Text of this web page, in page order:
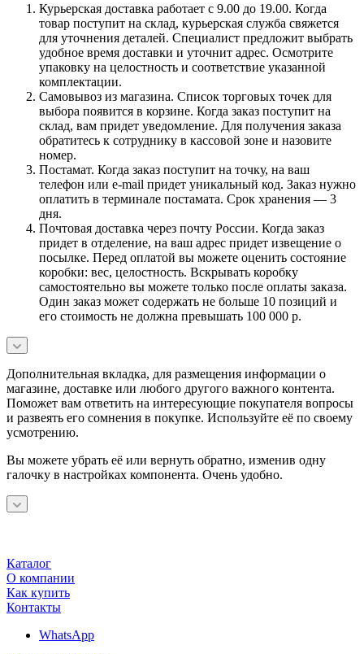
Курьерская доставка работает с 9.00 до 19.00. Когда
товар поступит на склад, курьерская служба свяжется
для уточнения деталей. Специалист предложит выбрать
удобное время доставки и уточнит адрес. Осмотрите
упаковку на целостность и соответствие указанной
комплектации.
Самовывоз из магазина. Список торговых точек для
выбора появится в корзине. Когда заказ поступит на
склад, вам придет уведомление. Для получения заказа
обратитесь к сотруднику в кассовой зоне и назовите
номер.
Постамат. Когда заказ поступит на точку, на ваш
телефон или e-mail придет уникальный код. Заказ нужно
оплатить в терминале постамата. Срок хранения — 3
дня.
Почтовая доставка через почту России. Когда заказ
придет в отделение, на ваш адрес придет извещение о
посылке. Перед оплатой вы можете оценить состояние
коробки: вес, целостность. Вскрывать коробку
самостоятельно вы можете только после оплаты заказа.
Один заказ может содержать не больше 10 позиций и
его стоимость не должна превышать 100 000 р.
Дополнительная вкладка, для размещения информации о
магазине, доставке или любого другого важного контента.
Поможет вам ответить на интересующие покупателя вопросы
и развеять его сомнения в покупке. Используйте её по своему
усмотрению.
Вы можете убрать её или вернуть обратно, изменив одну
галочку в настройках компонента. Очень удобно.
Каталог
О компании
Как купить
Контакты
WhatsApp